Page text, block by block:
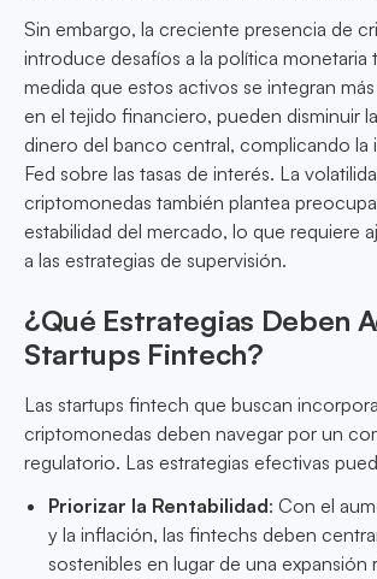
Sin embargo, la creciente presencia de
introduce desafíos a la política monetaria
medida que estos activos se integran
en el tejido financiero, pueden disminuir
dinero del banco central, complicando la
Fed sobre las tasas de interés. La
criptomonedas también plantea
estabilidad del mercado, lo que requiere
a las estrategias de supervisión.
¿Qué Estrategias Deben
Startups Fintech?
Las startups fintech que buscan
criptomonedas deben navegar por un
regulatorio. Las estrategias efectivas
Priorizar la Rentabilidad: Con el
y la inflación, las fintechs deben
sostenibles en lugar de una expansión